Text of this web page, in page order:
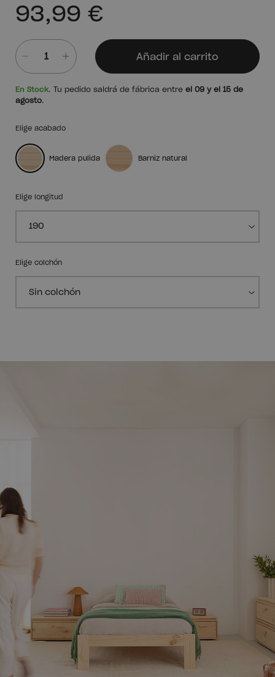
Elige acabado
Madera pulida Barniz natural
Elige longitud
Elige colchón
93,99 €
Añadir al carrito
En Stock. Tu pedido saldrá de fábrica entre el 09 y el 15 de
agosto.